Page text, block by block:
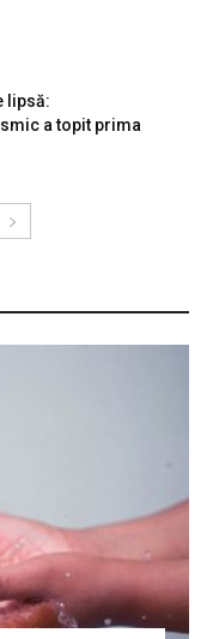
lipsă:
a topit prima